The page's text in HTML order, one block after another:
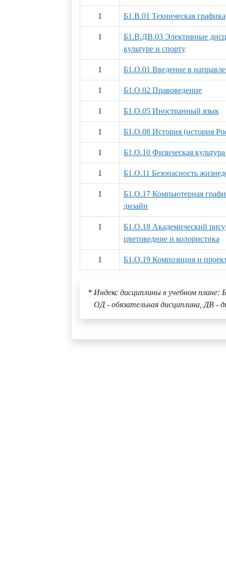
1 Б1.В.01 Техническая графика
1
Б1.В.ДВ.03 Элективные
культуре и спорту
1 Б1.О.01 Введение в
1 Б1.О.02 Правоведение
1 Б1.О.05 Иностранный язык
1 Б1.О.08 История (история
1 Б1.О.10 Физическая
1 Б1.О.11 Безопасность
1
Б1.О.17 Компьютерная
дизайн
1
Б1.О.18 Академический
цветоведние и колористика
1 Б1.О.19 Композиция и
* Индекс дисциплины в учебном плане:
ОД - обязательная дисциплина, ДВ -